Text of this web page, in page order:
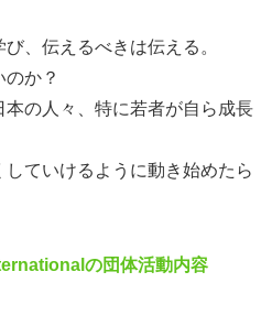
、伝えるべきは伝える。
か？
の人々、特に若者が自ら成長
ていけるように動き始めたら
の団体活動内容